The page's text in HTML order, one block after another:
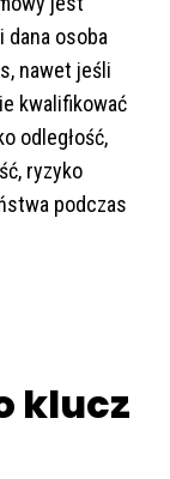
dana osoba
nawet jeśli
kwalifikować
odległość,
ryzyko
podczas
klucz